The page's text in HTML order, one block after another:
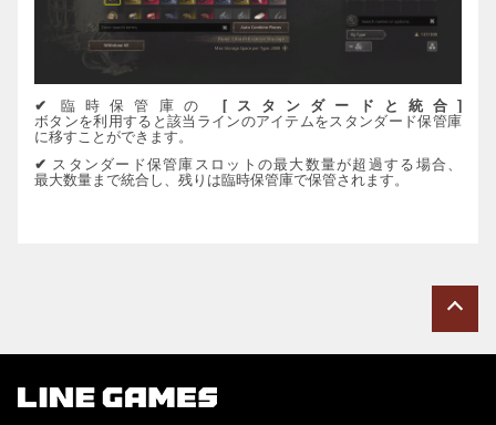
✔ 臨時保管庫の [スタンダ ー ドと統合]
ボタンを利用すると該当 ラインのアイテムをスタンダー ド保管庫
に移すことができます。
✔ スタンダー ド保管庫スロットの最大数量が超過する場合、
最大数量まで統合し、 残り は臨時保管庫で保管されます。